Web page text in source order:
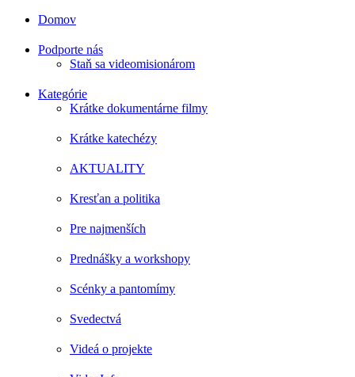
Domov
Podporte nás
Staň sa videomisionárom
Kategórie
Krátke dokumentárne filmy
Krátke katechézy
AKTUALITY
Kresťan a politika
Pre najmenších
Prednášky a workshopy
Scénky a pantomímy
Svedectvá
Videá o projekte